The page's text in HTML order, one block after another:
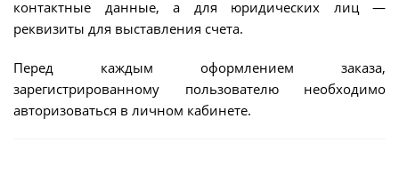
контактные данные, а для юридических лиц —
реквизиты для выставления счета.
Перед каждым оформлением заказа,
зарегистрированному пользователю необходимо
авторизоваться в личном кабинете.